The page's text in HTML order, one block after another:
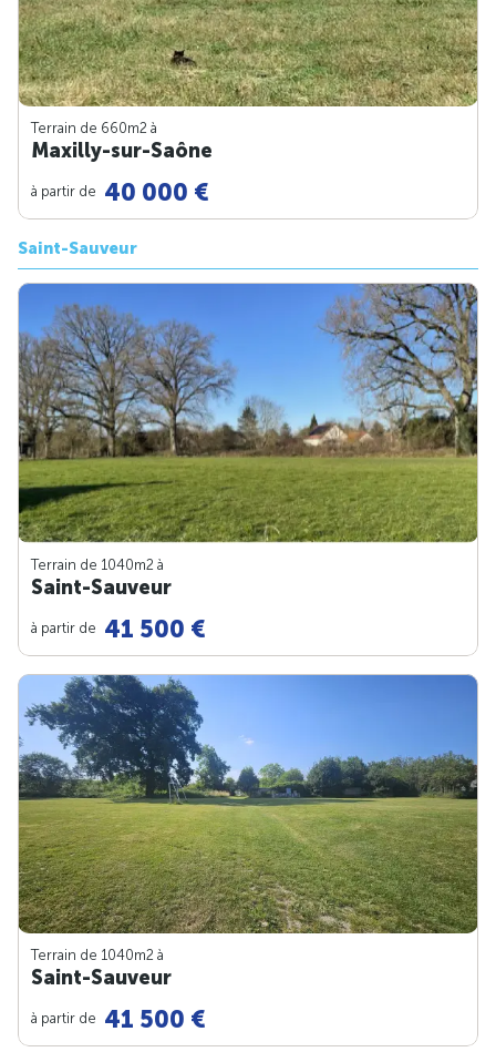
Terrain de 660m2 à
Maxilly-sur-Saône
à partir de 40 000 €
Saint-Sauveur
Terrain de 1040m2 à
Saint-Sauveur
à partir de 41 500 €
Terrain de 1040m2 à
Saint-Sauveur
à partir de 41 500 €